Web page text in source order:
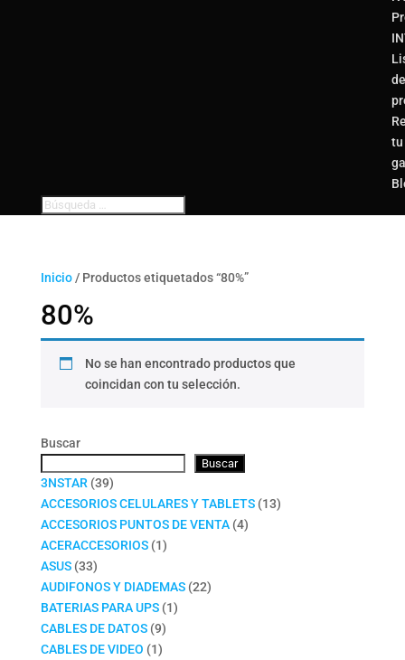
de
tu
Inicio/ Productos etiquetados “80%”
80%
No se han encontrado productos que
coincidan con tu selección.
Buscar
Buscar
3NSTAR 3939
productos
ACCESORIOS CELULARES Y TABLETS 1313
ACCESORIOS PUNTOS DE VENTA 44
ACERACCESORIOS 11
ASUS 3333
productos
AUDIFONOS Y DIADEMAS 2222
BATERIAS PARA UPS 11
CABLES DE DATOS 99
productos
CABLES DE VIDEO 11